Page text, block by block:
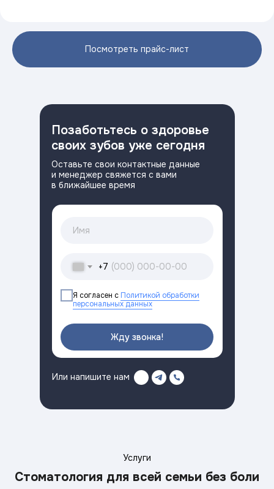
Посмотреть прайс-лист
Или напишите нам
Оставьте свои контактные данные
и менеджер свяжется с вами
в ближайшее время
Позаботьтесь о здоровье
своих зубов уже сегодня
+7
Я согласен с Политикой обработки
персональных данных
Жду звонка!
Услуги
Стоматология для всей семьи без боли